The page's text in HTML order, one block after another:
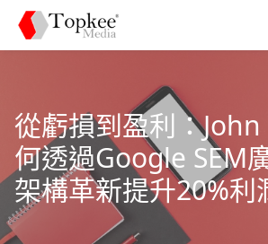
從虧損到盈利：
何透過Google SEM
架構革新提升20%利